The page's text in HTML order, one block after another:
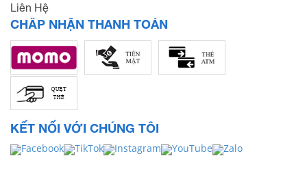
Liên Hệ
CHẤP NHẬN THANH TOÁN
KẾT NỐI VỚI CHÚNG TÔI